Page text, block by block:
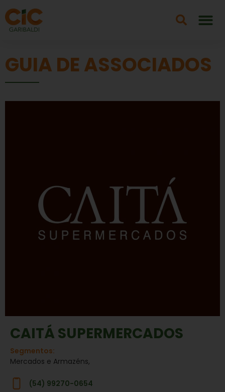
GUIA DE ASSOCIADOS
CAITÁ SUPERMERCADOS
Segmentos:
Mercados e Armazéns,
(54) 99270-0654